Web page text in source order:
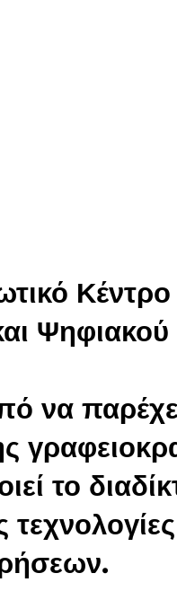
Κέντρο
Ψηφιακού
να
το